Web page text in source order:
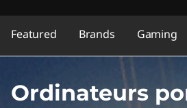
s
,
Featured Brands Gaming
Ordinateurs